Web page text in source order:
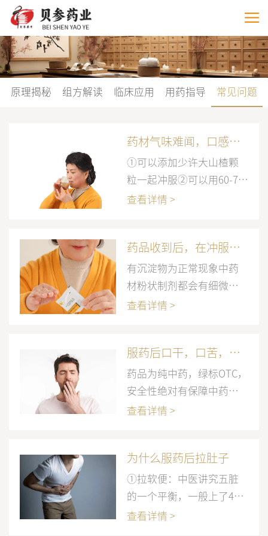
原理揭秘 组方解读 临床应用 用药指导 常见问题
药材气味难闻，口感不好？
①可以添加少许大山楂颗
粒一起冲服②可以用60-70
度的水冲开③可以多冲一
查看详情 >
药品收到后，在冲服时有类似泥沙的沉淀物，是否正常？
有沉淀物为正常现象中药
材粉状制剂都会有细微的
沉淀物，是可以喝的。用
散里面有白芨、槟榔这两
位药材，为粗纤维药材，
打的太碎会失去药效。所
以就会有些许沉淀物！
查看详情 >
服药后口干，口苦，容易睡觉时什么原因?
药品为纯中药，绿标OTC，
安全性绝对有保障中药是
有点苦感的，您一般胃有
脾胃虚的症状，还有服药
后肺气补起来，阳气足了
会稍微有点像上火的症
状，不过您放心，服药调
查看详情 >
为什么服药后拉肚子
①拉软便：中医讲究五脏
的一个平衡，一般上了40
岁的人，都会肾阳虚，您
查看详情 >